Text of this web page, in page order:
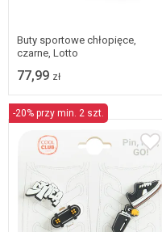
Buty sportowe chłopięce,
czarne, Lotto
77,99 zł
-20% przy min. 2 szt.